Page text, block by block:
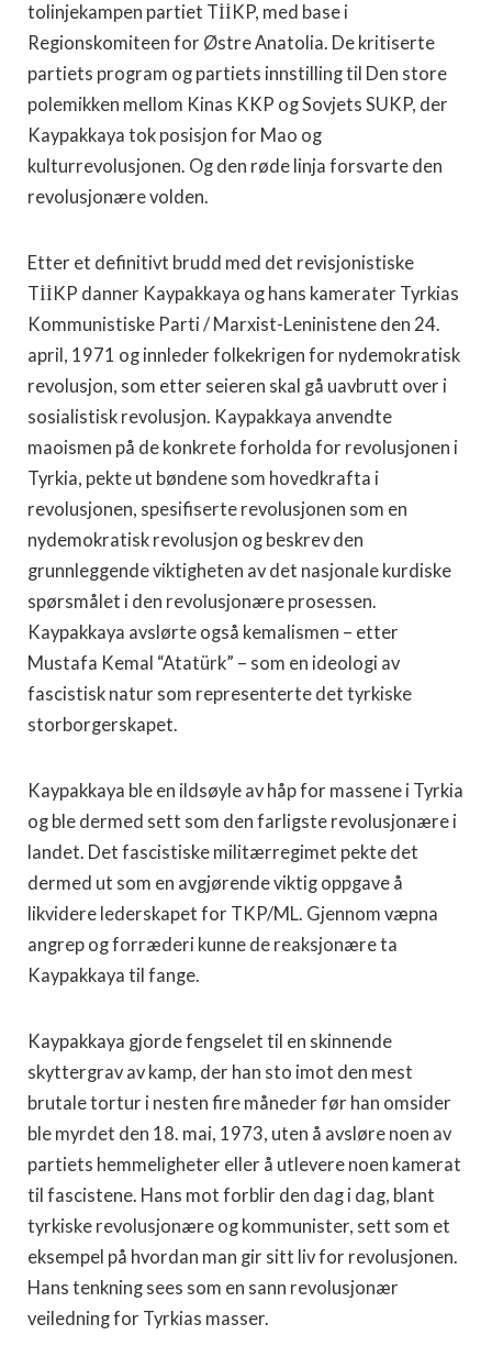
tolinjekampen partiet TİİKP, med base i
Regionskomiteen for Østre Anatolia. De kritiserte
partiets program og partiets innstilling til Den store
polemikken mellom Kinas KKP og Sovjets SUKP, der
Kaypakkaya tok posisjon for Mao og
kulturrevolusjonen. Og den røde linja forsvarte den
revolusjonære volden.
Etter et definitivt brudd med det revisjonistiske
TİİKP danner Kaypakkaya og hans kamerater Tyrkias
Kommunistiske Parti / Marxist-Leninistene den 24.
april, 1971 og innleder folkekrigen for nydemokratisk
revolusjon, som etter seieren skal gå uavbrutt over i
sosialistisk revolusjon. Kaypakkaya anvendte
maoismen på de konkrete forholda for revolusjonen i
Tyrkia, pekte ut bøndene som hovedkrafta i
revolusjonen, spesifiserte revolusjonen som en
nydemokratisk revolusjon og beskrev den
grunnleggende viktigheten av det nasjonale kurdiske
spørsmålet i den revolusjonære prosessen.
Kaypakkaya avslørte også kemalismen – etter
Mustafa Kemal “Atatürk” – som en ideologi av
fascistisk natur som representerte det tyrkiske
storborgerskapet.
Kaypakkaya ble en ildsøyle av håp for massene i Tyrkia
og ble dermed sett som den farligste revolusjonære i
landet. Det fascistiske militærregimet pekte det
dermed ut som en avgjørende viktig oppgave å
likvidere lederskapet for TKP/ML. Gjennom væpna
angrep og forræderi kunne de reaksjonære ta
Kaypakkaya til fange.
Kaypakkaya gjorde fengselet til en skinnende
skyttergrav av kamp, der han sto imot den mest
brutale tortur i nesten fire måneder før han omsider
ble myrdet den 18. mai, 1973, uten å avsløre noen av
partiets hemmeligheter eller å utlevere noen kamerat
til fascistene. Hans mot forblir den dag i dag, blant
tyrkiske revolusjonære og kommunister, sett som et
eksempel på hvordan man gir sitt liv for revolusjonen.
Hans tenkning sees som en sann revolusjonær
veiledning for Tyrkias masser.